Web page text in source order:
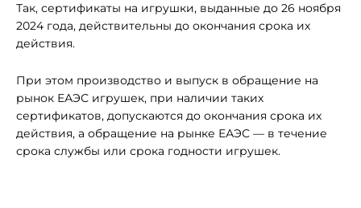
Так, сертификаты на игрушки, выданные до 26 ноября
2024 года, действительны до окончания срока их
действия.
При этом производство и выпуск в обращение на
рынок ЕАЭС игрушек, при наличии таких
сертификатов, допускаются до окончания срока их
действия, а обращение на рынке ЕАЭС — в течение
срока службы или срока годности игрушек.